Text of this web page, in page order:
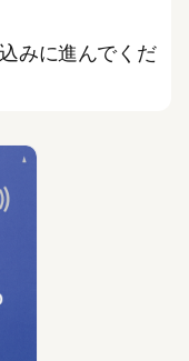
みに進んでくだ